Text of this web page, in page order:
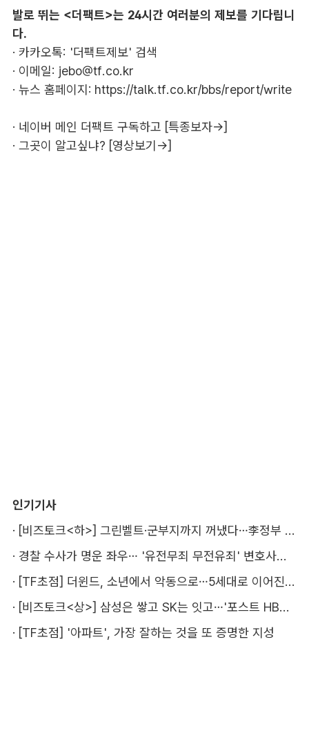
발로 뛰는 <더팩트>는 24시간 여러분의 제보를 기다립니
다.
· 카카오톡: '더팩트제보' 검색
· 이메일: jebo@tf.co.kr
· 뉴스 홈페이지: https://talk.tf.co.kr/bbs/report/write
· 네이버 메인 더팩트 구독하고 [특종보자→]
· 그곳이 알고싶냐? [영상보기→]
인기기사
·
[비즈토크<하>] 그린벨트·군부지까지 꺼냈다…李정부 '공급 속도전' 통할까
·
경찰 수사가 명운 좌우… '유전무죄 무전유죄' 변호사비 부담 우려
·
[TF초점] 더윈드, 소년에서 악동으로…5세대로 이어진 지코·박경
·
[비즈토크<상>] 삼성은 쌓고 SK는 잇고…'포스트 HBM' 주도권 누가 잡을까
· [TF초점] '아파트', 가장 잘하는 것을 또 증명한 지성